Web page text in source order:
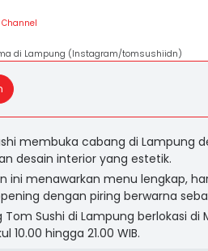
Channel
di Lampung (Instagram/tomsushiidn)
membuka cabang di Lampung
desain interior yang estetik.
ini menawarkan menu lengkap,
dengan piring berwarna
Tom Sushi di Lampung berlokasi di
10.00 hingga 21.00 WIB.